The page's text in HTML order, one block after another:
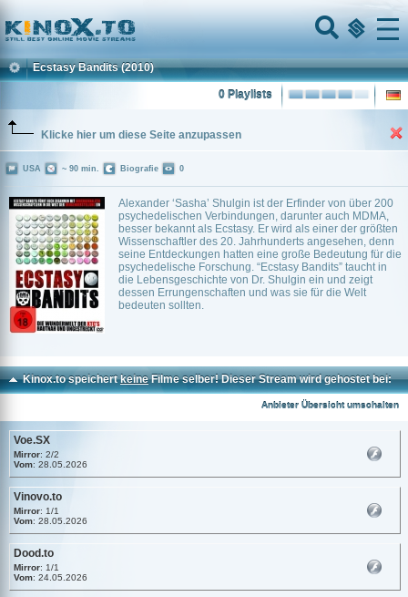
Home
Menu
Ecstasy Bandits (2010)
0 Playlists
Klicke hier um diese Seite anzupassen
Alexander ‘Sasha’ Shulgin ist der Erfinder von über 200
psychedelischen Verbindungen, darunter auch MDMA,
besser bekannt als Ecstasy. Er wird als einer der größten
Wissenschaftler des 20. Jahrhunderts angesehen, denn
seine Entdeckungen hatten eine große Bedeutung für die
psychedelische Forschung. “Ecstasy Bandits” taucht in
die Lebensgeschichte von Dr. Shulgin ein und zeigt
dessen Errungenschaften und was sie für die Welt
bedeuten sollten.
USA ~ 90 min. Biografie 0
Kinox.to speichertkeineFilme selber! Dieser Stream wird gehostet bei:
Anbieter Übersicht umschalten
Voe.SX
Mirror: 2/2
Vom: 28.05.2026
Vinovo.to
Mirror: 1/1
Vom: 28.05.2026
Dood.to
Mirror: 1/1
Vom: 24.05.2026